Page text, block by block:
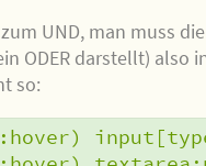
UND, man muss die
ODER darstellt) also
so: